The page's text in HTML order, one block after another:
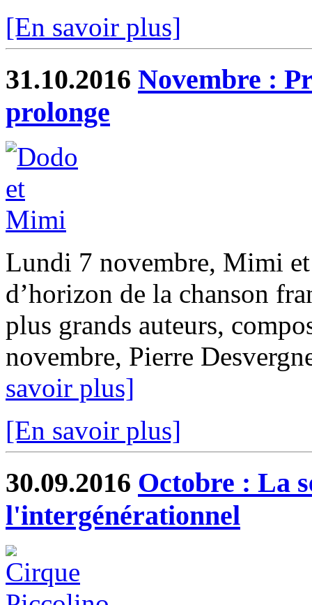
[En savoir plus]
31.10.2016 Novembre :
prolonge
Lundi 7 novembre, Mimi
d’horizon de la chanson
plus grands auteurs,
novembre, Pierre
savoir plus]
[En savoir plus]
30.09.2016 Octobre : La
l'intergénérationnel